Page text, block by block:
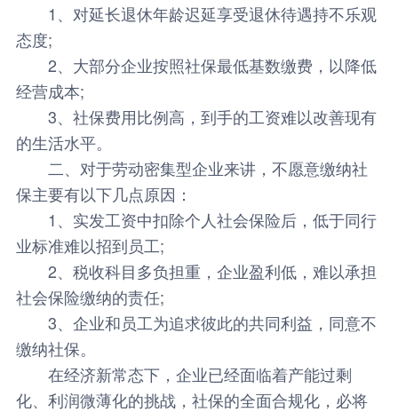
1、对延长退休年龄迟延享受退休待遇持不乐观
态度;
2、大部分企业按照社保最低基数缴费，以降低
经营成本;
3、社保费用比例高，到手的工资难以改善现有
的生活水平。
二、对于劳动密集型企业来讲，不愿意缴纳社
保主要有以下几点原因：
1、实发工资中扣除个人社会保险后，低于同行
业标准难以招到员工;
2、税收科目多负担重，企业盈利低，难以承担
社会保险缴纳的责任;
3、企业和员工为追求彼此的共同利益，同意不
缴纳社保。
在经济新常态下，企业已经面临着产能过剩
化、利润微薄化的挑战，社保的全面合规化，必将